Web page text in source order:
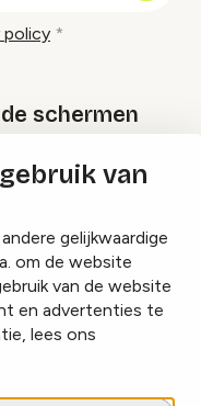
van
gelijkwaardige
om de website
van de website
en advertenties te
lees ons
policy
schermen